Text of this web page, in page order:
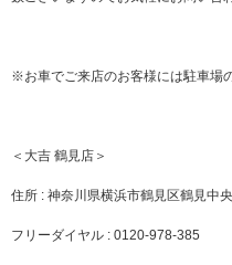
※お車でご来店のお客様には駐車場
＜大吉 鶴見店＞
住所 : 神奈川県横浜市鶴見区鶴見中
フリーダイヤル : 0120-978-385